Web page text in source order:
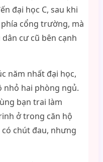
đại học C, sau khi
cổng trường, mà
cư cũ bên cạnh
năm nhất đại học,
nhỏ hai phòng ngủ.
bạn trai làm
ở trong căn hộ
chút đau, nhưng